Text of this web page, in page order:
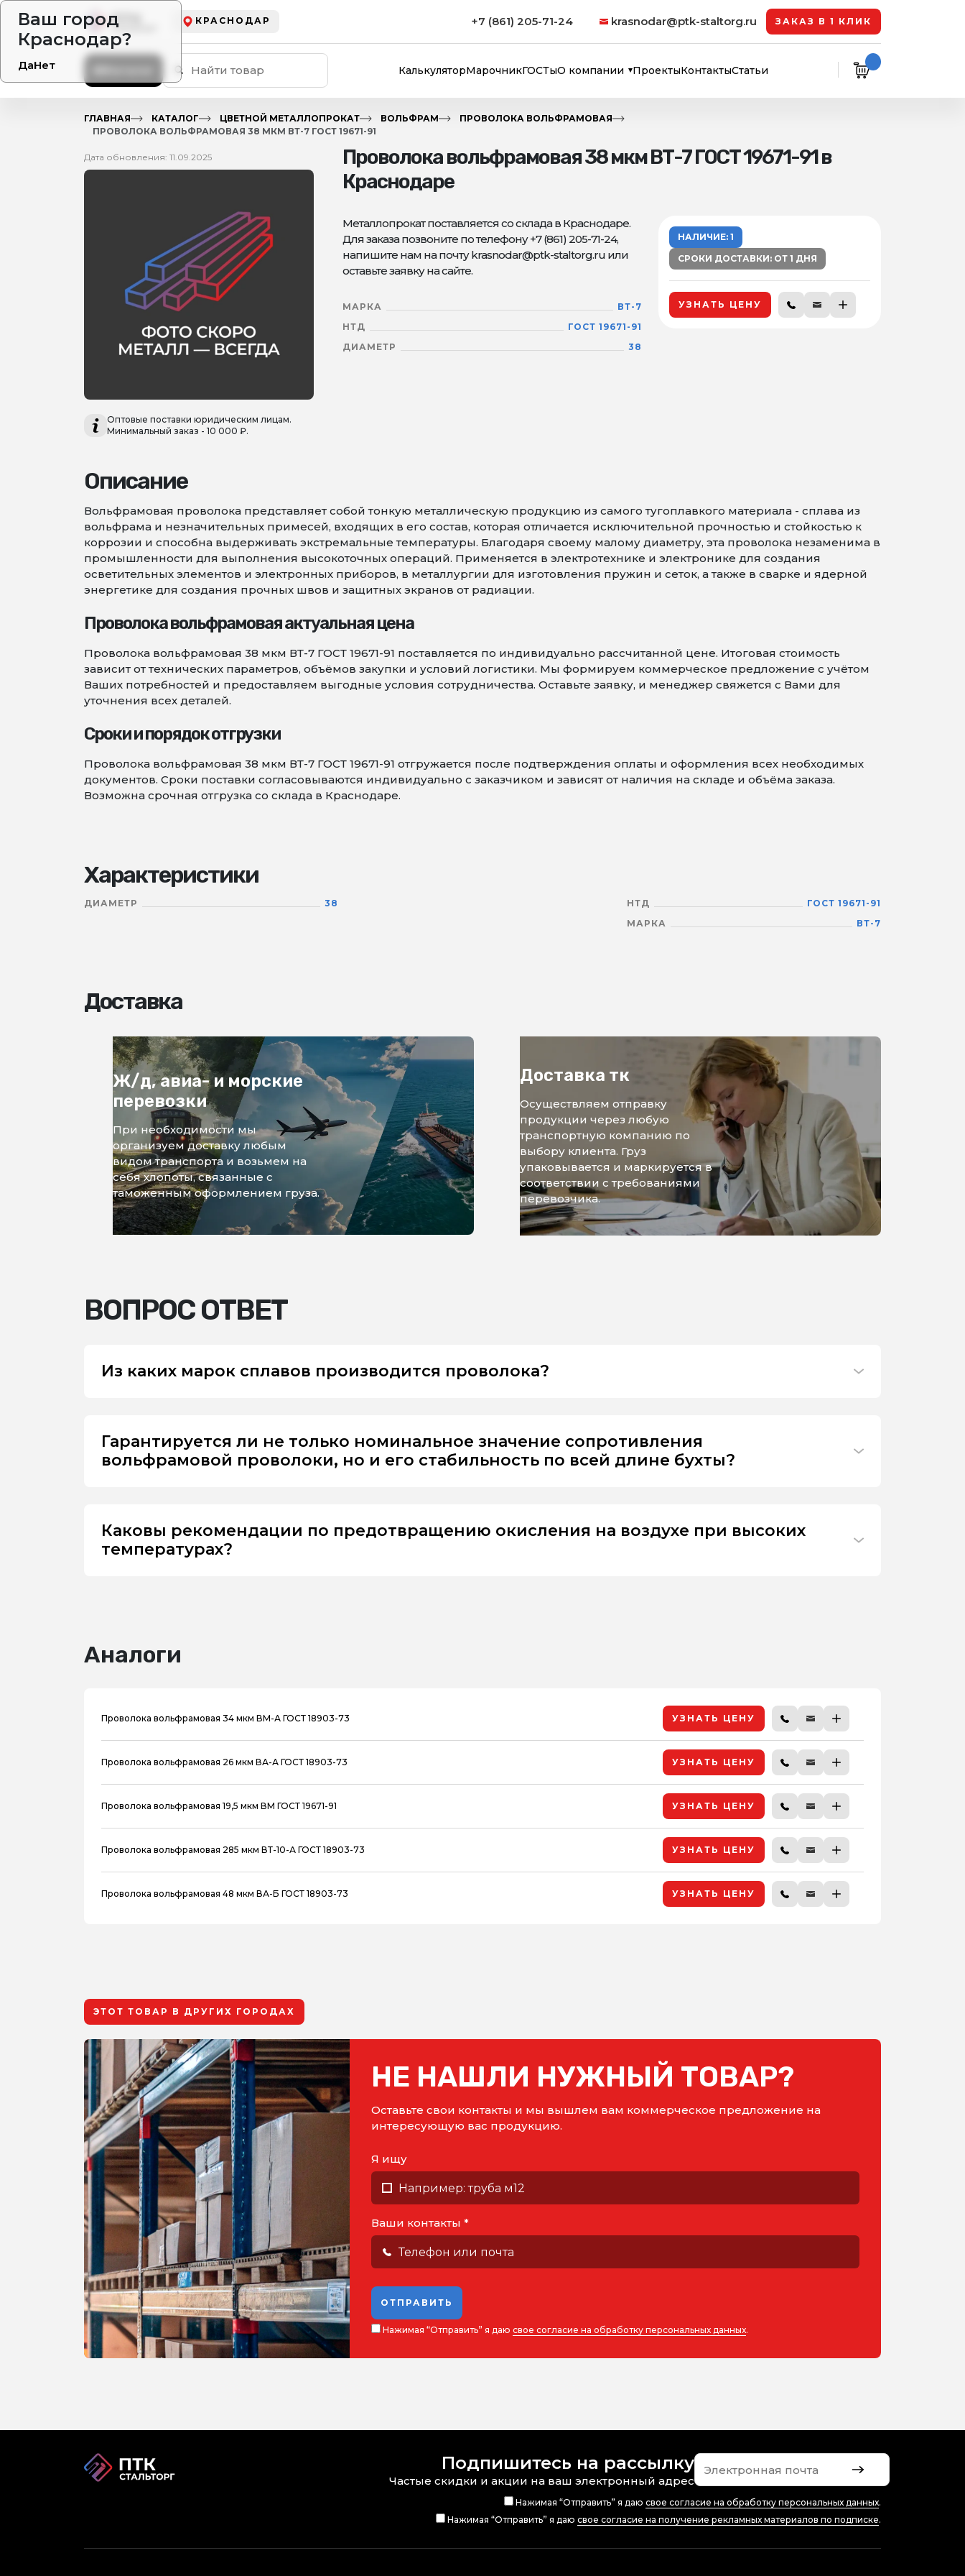
Ваш город
Краснодар?
ДаНет
КРАСНОДАР +7 (861) 205-71-24 krasnodar@ptk-staltorg.ru ЗАКАЗ В 1 КЛИК
КалькуляторМарочникГОСТыО компании ПроектыКонтактыСтатьи
ГЛАВНАЯ КАТАЛОГ ЦВЕТНОЙ МЕТАЛЛОПРОКАТ ВОЛЬФРАМ
ПРОВОЛОКА ВОЛЬФРАМОВАЯ
ПРОВОЛОКА ВОЛЬФРАМОВАЯ 38 МКМ ВТ-7 ГОСТ 19671-91
Проволока вольфрамовая 38 мкм ВТ-7 ГОСТ 19671-91 в
Краснодаре
Металлопрокат поставляется со склада в Краснодаре.
Для заказа позвоните по телефону +7 (861) 205-71-24,
напишите нам на почту krasnodar@ptk-staltorg.ru или
оставьте заявку на сайте.
МАРКА
ВТ-7
НТД
ГОСТ 19671-91
ДИАМЕТР
38
НАЛИЧИЕ: 1
СРОКИ ДОСТАВКИ: ОТ 1 ДНЯ
УЗНАТЬ ЦЕНУ
Дата обновления: 11.09.2025
Оптовые поставки юридическим лицам.
Минимальный заказ - 10 000 ₽.
Описание
Вольфрамовая проволока представляет собой тонкую металлическую продукцию из самого тугоплавкого материала - сплава из
вольфрама и незначительных примесей, входящих в его состав, которая отличается исключительной прочностью и стойкостью к
коррозии и способна выдерживать экстремальные температуры. Благодаря своему малому диаметру, эта проволока незаменима в
промышленности для выполнения высокоточных операций. Применяется в электротехнике и электронике для создания
осветительных элементов и электронных приборов, в металлургии для изготовления пружин и сеток, а также в сварке и ядерной
энергетике для создания прочных швов и защитных экранов от радиации.
Проволока вольфрамовая актуальная цена
Проволока вольфрамовая 38 мкм ВТ-7 ГОСТ 19671-91 поставляется по индивидуально рассчитанной цене. Итоговая стоимость
зависит от технических параметров, объёмов закупки и условий логистики. Мы формируем коммерческое предложение с учётом
Ваших потребностей и предоставляем выгодные условия сотрудничества. Оставьте заявку, и менеджер свяжется с Вами для
уточнения всех деталей.
Сроки и порядок отгрузки
Проволока вольфрамовая 38 мкм ВТ-7 ГОСТ 19671-91 отгружается после подтверждения оплаты и оформления всех необходимых
документов. Сроки поставки согласовываются индивидуально с заказчиком и зависят от наличия на складе и объёма заказа.
Возможна срочная отгрузка со склада в Краснодаре.
Характеристики
ДИАМЕТР 38 НТД
ГОСТ 19671-91
МАРКА
ВТ-7
Доставка
Ж/д, авиа- и морские
перевозки
При необходимости мы
организуем доставку любым
видом транспорта и возьмем на
себя хлопоты, связанные с
таможенным оформлением груза.
Доставка тк
Осуществляем отправку
продукции через любую
транспортную компанию по
выбору клиента. Груз
упаковывается и маркируется в
соответствии с требованиями
перевозчика.
ВОПРОС ОТВЕТ
Из каких марок сплавов производится проволока?
Гарантируется ли не только номинальное значение сопротивления
вольфрамовой проволоки, но и его стабильность по всей длине бухты?
Каковы рекомендации по предотвращению окисления на воздухе при высоких
температурах?
Аналоги
Проволока вольфрамовая 34 мкм ВМ-А ГОСТ 18903-73 УЗНАТЬ ЦЕНУ
Проволока вольфрамовая 26 мкм ВА-А ГОСТ 18903-73 УЗНАТЬ ЦЕНУ
Проволока вольфрамовая 19,5 мкм ВМ ГОСТ 19671-91 УЗНАТЬ ЦЕНУ
Проволока вольфрамовая 285 мкм ВТ-10-А ГОСТ 18903-73 УЗНАТЬ ЦЕНУ
Проволока вольфрамовая 48 мкм ВА-Б ГОСТ 18903-73 УЗНАТЬ ЦЕНУ
ЭТОТ ТОВАР В ДРУГИХ ГОРОДАХ
НЕ НАШЛИ НУЖНЫЙ ТОВАР?
Оставьте свои контакты и мы вышлем вам коммерческое предложение на
интересующую вас продукцию.
Я ищу
Ваши контакты *
ОТПРАВИТЬ
Нажимая “Отправить” я даю свое согласие на обработку персональных данных.
Подпишитесь на рассылку
Частые скидки и акции на ваш электронный адрес
Нажимая “Отправить” я даю свое согласие на обработку персональных данных.
Нажимая “Отправить” я даю свое согласие на получение рекламных материалов по подписке.